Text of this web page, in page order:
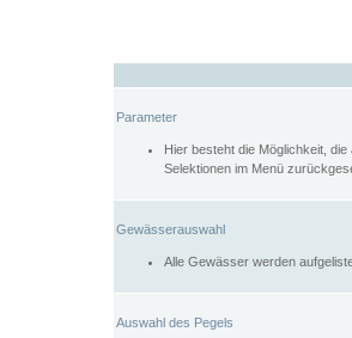
Parameter
Hier besteht die Möglichkeit,
Selektionen im Menü
Gewässerauswahl
Alle Gewässer werden
Auswahl des Pegels